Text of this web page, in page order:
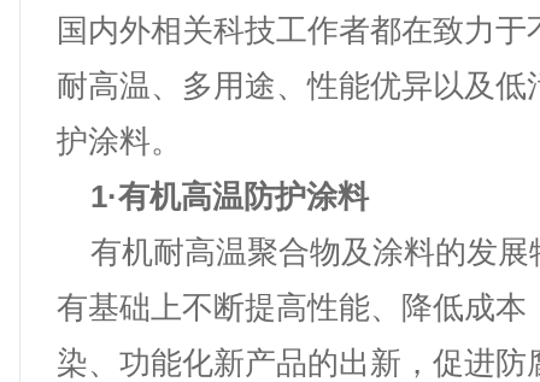
国内外相关科技工作者都在致力于
耐高温、多用途、性能优异以及低
护涂料。
1·有机高温防护涂料
有机耐高温聚合物及涂料的发展
有基础上不断提高性能、降低成本
染、功能化新产品的出新，促进防